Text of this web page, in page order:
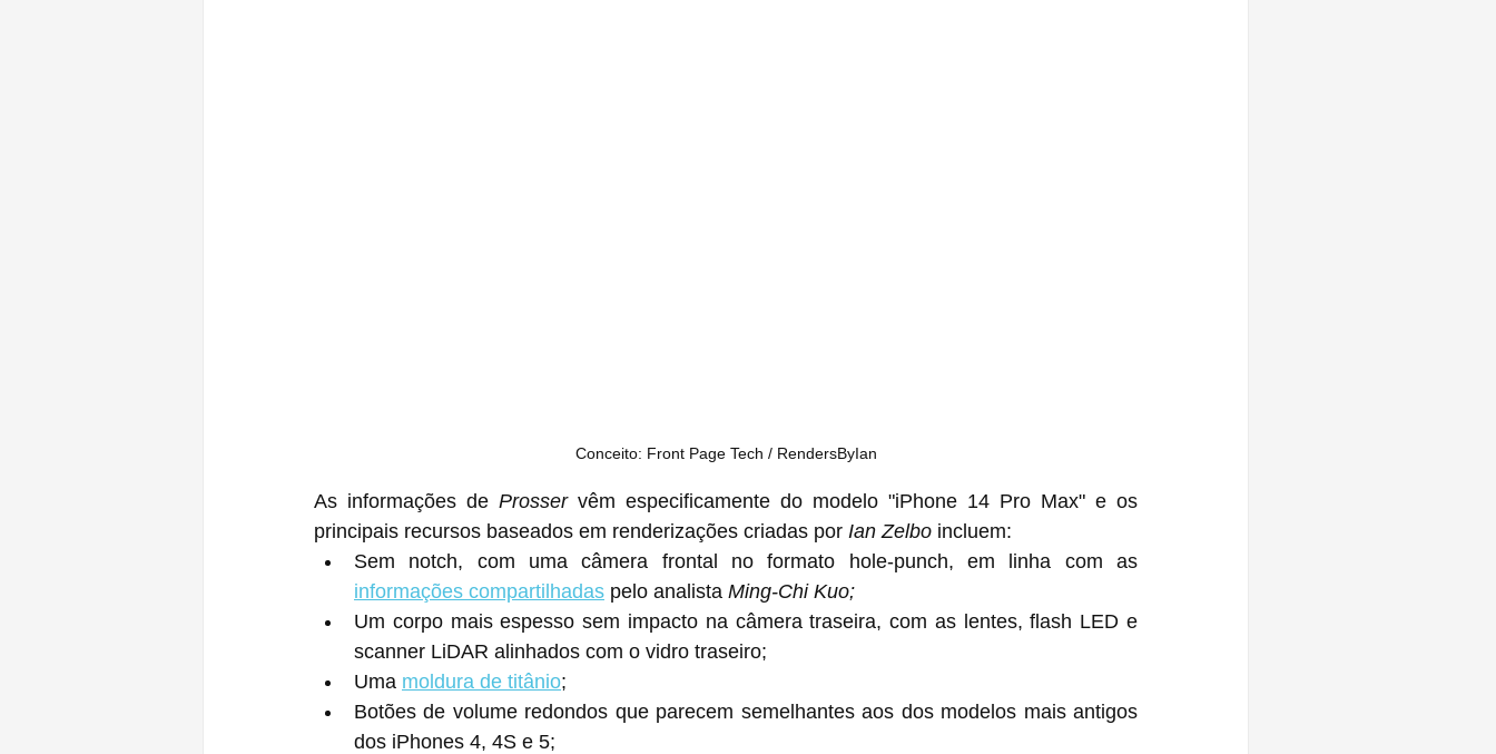
Conceito: Front Page Tech / RendersByIan
As informações de Prosser vêm especificamente do modelo "iPhone 14 Pro Max" e os
principais recursos baseados em renderizações criadas por Ian Zelbo incluem:
informações compartilhadas pelo analista Ming-Chi Kuo;
Um corpo mais espesso sem impacto na câmera traseira, com as lentes, flash LED e
scanner LiDAR alinhados com o vidro traseiro;
Uma moldura de titânio;
Botões de volume redondos que parecem semelhantes aos dos modelos mais antigos
dos iPhones 4, 4S e 5;